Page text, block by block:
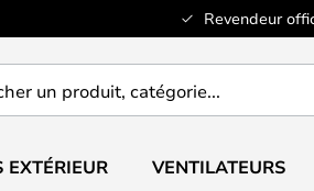
Revendeur
EXTÉRIEUR VENTILATEURS